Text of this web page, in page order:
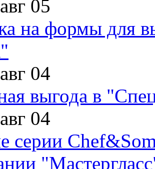
05
на формы для
04
выгода в
04
серии